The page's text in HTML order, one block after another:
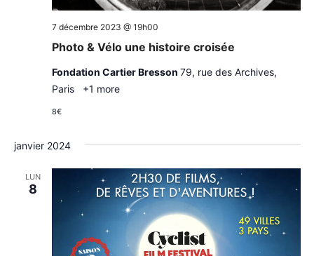
Photo & Vélo une histoire croisée
7 décembre 2023 @ 19h00
Fondation Cartier Bresson 79, rue des Archives,
Paris
+1 more
8€
janvier 2024
LUN
8